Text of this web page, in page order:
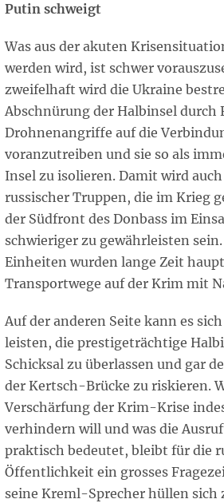
Putin schweigt
Was aus der akuten
werden wird, ist schwer
zweifelhaft wird die Ukraine
Abschnürung der Halbinsel
Drohnenangriffe auf die
voranzutreiben und sie so als
Insel zu isolieren. Damit wird
russischer Truppen, die im Krieg
der Südfront des Donbass im
schwieriger zu gewährleisten
Einheiten wurden lange Zeit
Transportwege auf der Krim mit
Auf der anderen Seite kann es
leisten, die prestigeträchtige
Schicksal zu überlassen und gar
der Kertsch-Brücke zu riskieren.
Verschärfung der Krim-Krise
verhindern will und was die
praktisch bedeutet, bleibt für die
Öffentlichkeit ein grosses
seine Kreml-Sprecher hüllen sich